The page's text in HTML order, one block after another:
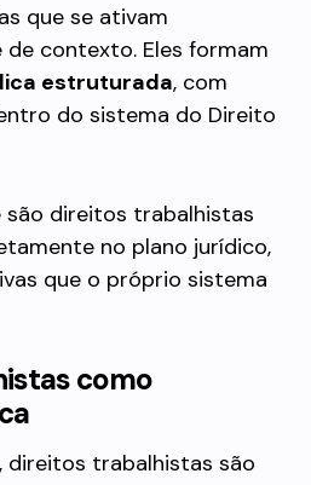
que se ativam
contexto. Eles formam
estruturada, com
do sistema do Direito
são direitos trabalhistas
no plano jurídico,
que o próprio sistema
como
direitos trabalhistas são